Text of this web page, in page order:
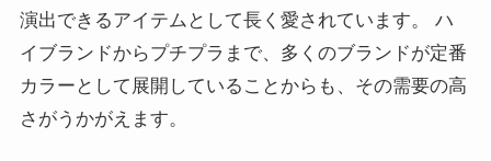
演出できるアイテムとして長く愛されています。 ハ
イブランドからプチプラまで、多くのブランドが定番
カラーとして展開していることからも、その需要の高
さがうかがえます。